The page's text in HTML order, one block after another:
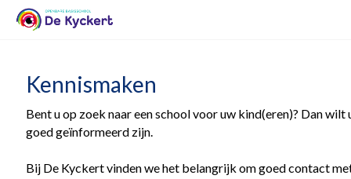
Kennismaken
Bent u op zoek naar een school voor uw kind(eren)? Dan wilt
goed geïnformeerd zijn.
Bij De Kyckert vinden we het belangrijk om goed contact